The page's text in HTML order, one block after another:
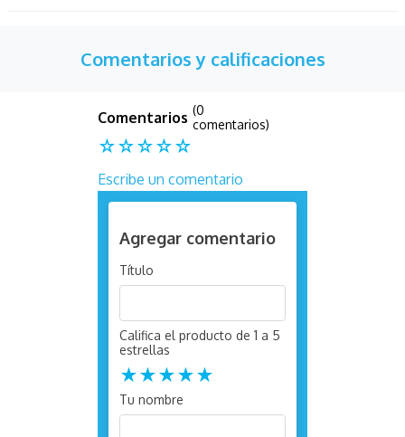
Comentarios y calificaciones
☆☆☆☆☆
(0
comentarios)
Escribe un comentario
Agregar comentario
Título
Califica el producto de 1 a 5
estrellas
★★★★★
Tu nombre